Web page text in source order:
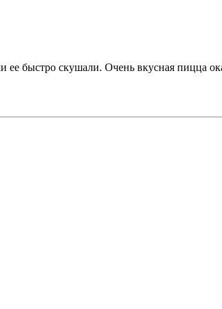
быстро скушали. Очень вкусная пицца